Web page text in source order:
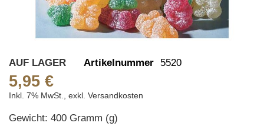
Skip
to
the
of
AUF LAGER Artikelnummer 5520
5,95 €
Inkl. 7% MwSt., exkl. Versandkosten
Gewicht: 400 Gramm (g)